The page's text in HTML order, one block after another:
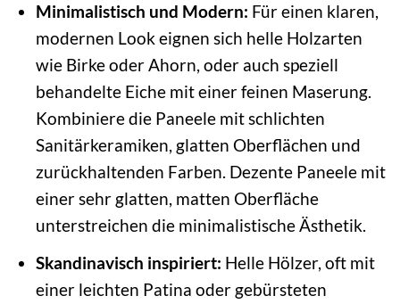
Minimalistisch und Modern: Für einen klaren,
modernen Look eignen sich helle Holzarten
wie Birke oder Ahorn, oder auch speziell
behandelte Eiche mit einer feinen Maserung.
Kombiniere die Paneele mit schlichten
Sanitärkeramiken, glatten Oberflächen und
zurückhaltenden Farben. Dezente Paneele mit
einer sehr glatten, matten Oberfläche
unterstreichen die minimalistische Ästhetik.
Skandinavisch inspiriert: Helle Hölzer, oft mit
einer leichten Patina oder gebürsteten